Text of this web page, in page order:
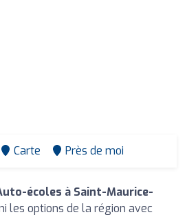
Carte Près de moi
écoles à Saint-Maurice-
les options de la région avec